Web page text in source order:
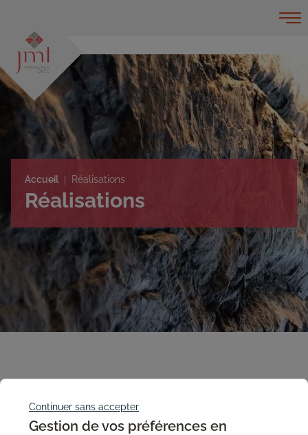
Accueil Réalisations
Réalisations
Continuer sans accepter
Gestion de vos préférences en